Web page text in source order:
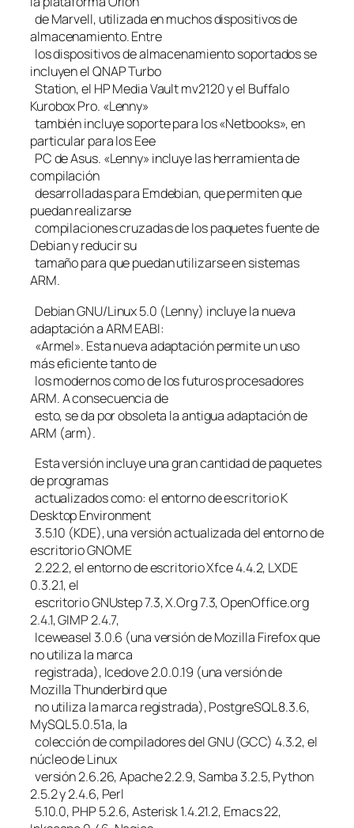
de Marvell, utilizada en muchos dispositivos de
almacenamiento. Entre
los dispositivos de almacenamiento soportados se
incluyen el QNAP Turbo
Station, el HP Media Vault mv2120 y el Buffalo
Kurobox Pro. «Lenny»
también incluye soporte para los «Netbooks», en
particular para los Eee
PC de Asus. «Lenny» incluye las herramienta de
compilación
desarrolladas para Emdebian, que permiten que
puedan realizarse
compilaciones cruzadas de los paquetes fuente de
Debian y reducir su
tamaño para que puedan utilizarse en sistemas
ARM.
Debian GNU/Linux 5.0 (Lenny) incluye la nueva
adaptación a ARM EABI:
«Armel». Esta nueva adaptación permite un uso
más eficiente tanto de
los modernos como de los futuros procesadores
ARM. A consecuencia de
esto, se da por obsoleta la antigua adaptación de
ARM (arm).
Esta versión incluye una gran cantidad de paquetes
de programas
actualizados como: el entorno de escritorio K
Desktop Environment
3.5.10 (KDE), una versión actualizada del entorno de
escritorio GNOME
2.22.2, el entorno de escritorio Xfce 4.4.2, LXDE
0.3.2.1, el
escritorio GNUstep 7.3, X.Org 7.3, OpenOffice.org
2.4.1, GIMP 2.4.7,
Iceweasel 3.0.6 (una versión de Mozilla Firefox que
no utiliza la marca
registrada), Icedove 2.0.0.19 (una versión de
Mozilla Thunderbird que
no utiliza la marca registrada), PostgreSQL 8.3.6,
MySQL 5.0.51a, la
colección de compiladores del GNU (GCC) 4.3.2, el
núcleo de Linux
versión 2.6.26, Apache 2.2.9, Samba 3.2.5, Python
2.5.2 y 2.4.6, Perl
5.10.0, PHP 5.2.6, Asterisk 1.4.21.2, Emacs 22,